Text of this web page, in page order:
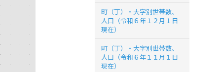
町（丁）・大字別世帯数、
人口（令和６年１２月１日
現在）
町（丁）・大字別世帯数、
人口（令和６年１１月１日
現在）